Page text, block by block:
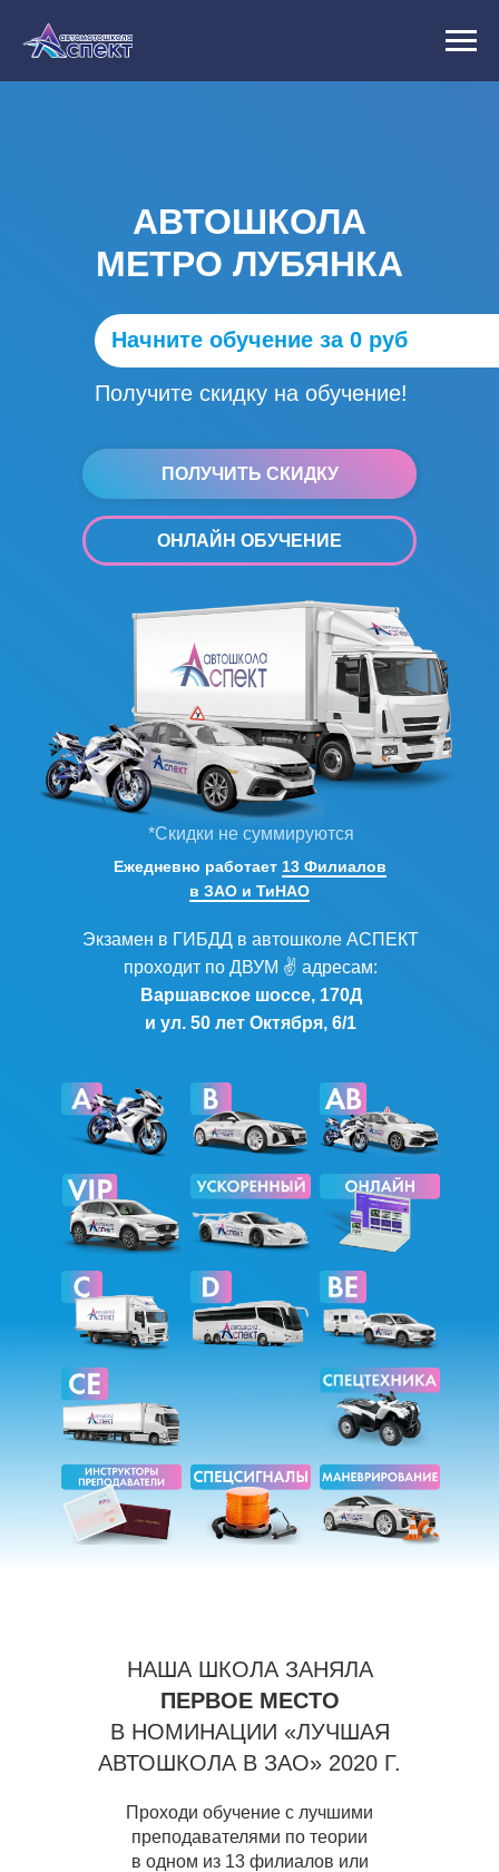
ПОЛУЧИТЬ СКИДКУ
АВТОШКОЛА
МЕТРО ЛУБЯНКА
Начните обучение за 0 руб
Получите скидку на обучение!
*Скидки не суммируются
Экзамен в ГИБДД в автошколе АСПЕКТ
проходит по ДВУМ ✌ адресам:
Варшавское шоссе, 170Д
и ул. 50 лет Октября, 6/1
ОНЛАЙН ОБУЧЕНИЕ
Ежедневно работает 13 Филиалов
в ЗАО и ТиНАО
Проходи обучение с лучшими
преподавателями по теории
в одном из 13 филиалов или
НАША ШКОЛА ЗАНЯЛА
ПЕРВОЕ МЕСТО
В НОМИНАЦИИ «ЛУЧШАЯ
АВТОШКОЛА В ЗАО» 2020 Г.